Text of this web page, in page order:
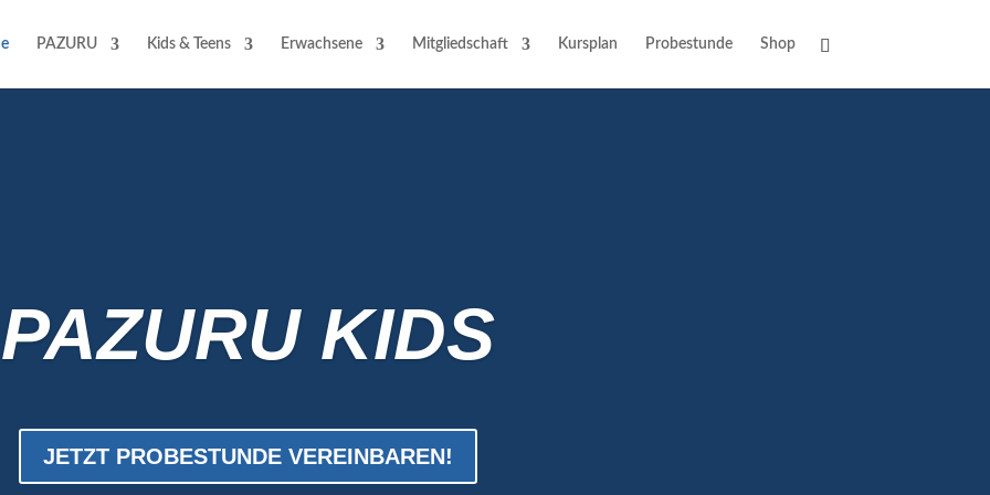
PAZURU Kids & Teens Erwachsene Mitgliedschaft Kursplan Probestunde Shop
PAZURU KIDS
JETZT PROBESTUNDE VEREINBAREN!